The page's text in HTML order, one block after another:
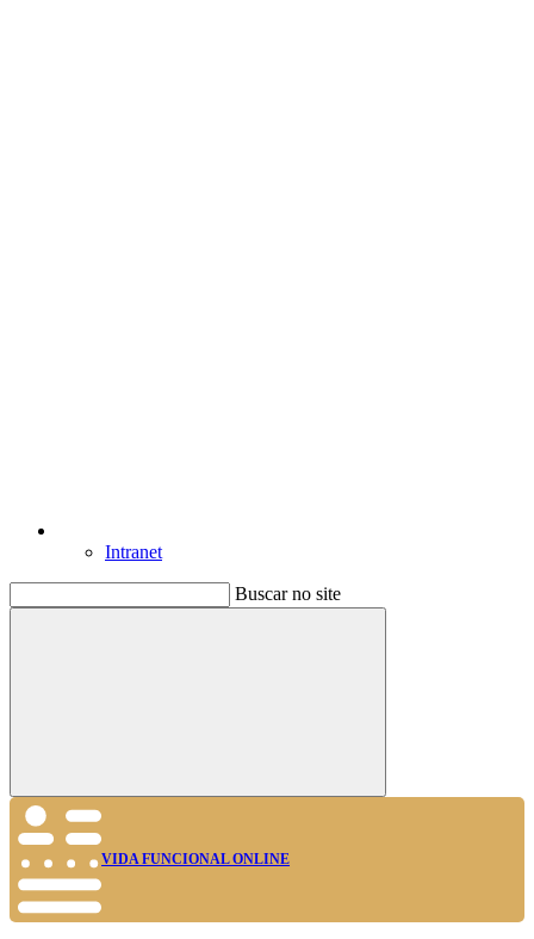
Intranet
Buscar no site
Buscar
VIDA FUNCIONAL ONLINE